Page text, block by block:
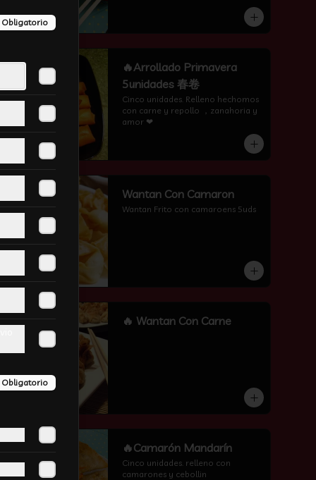
-11%
🔥Arrollado Primavera
5unidades 春卷
Cinco unidades. Relleno hechomos
con carne y repollo ，zanahoria y
amor ❤
Wantan Con Camaron
Wantan Frito con camaroens 5uds
-16% 🔥 Wantan Con Carne
-6% 🔥Camarón Mandarín
Cinco unidades. relleno con
camarones y cebollin
Obligatorio
Obligatorio